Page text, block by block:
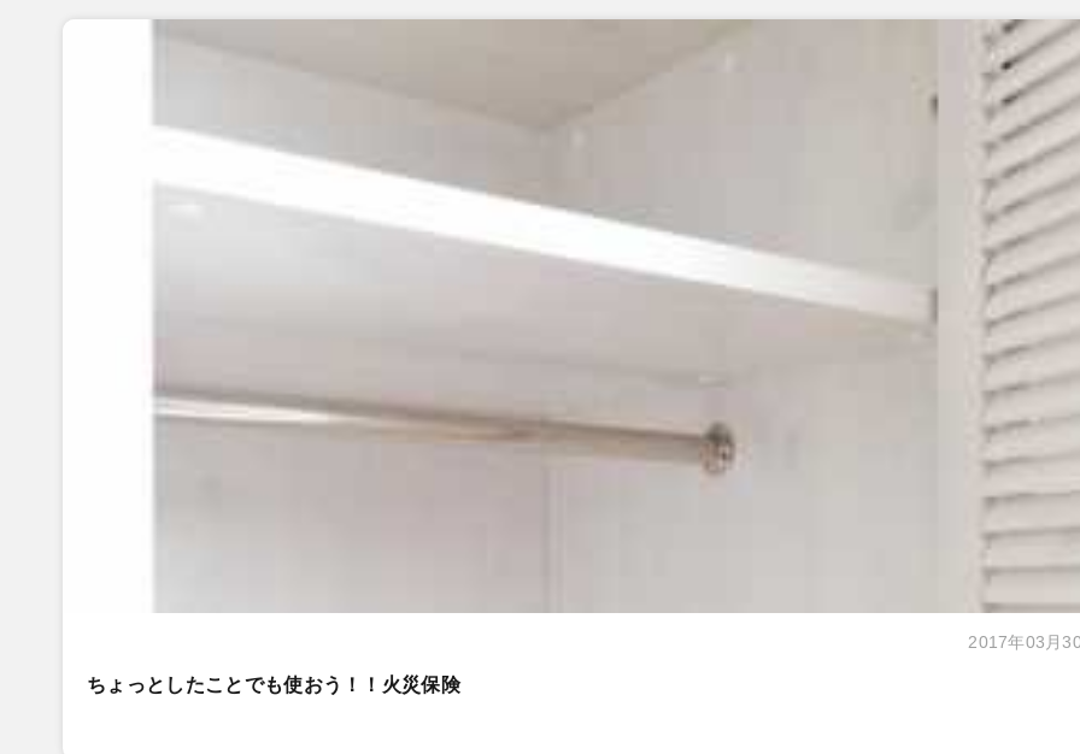
2017年03月
ちょっとしたことでも使おう！！火災保険